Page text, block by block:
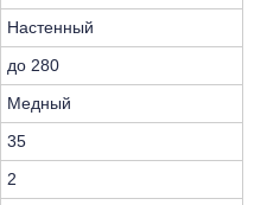
Настенный
до 280
Медный
35
2